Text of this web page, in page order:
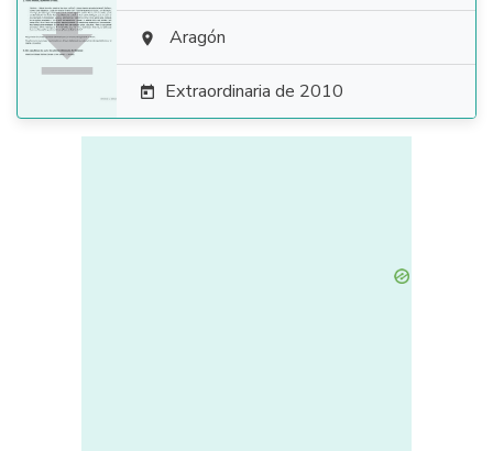
  Aragón
 Extraordinaria de 2010